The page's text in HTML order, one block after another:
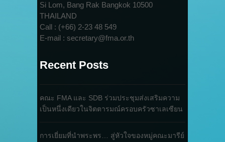
Si Lom, Bang Rak Bangkok 10500
THAILAND
Call : (+66) 2-23 48 549
E-mail : secretary@fma.or.th
Recent Posts
คณะ FMA และ SDB ร่วมประชุมส่งเสริมความ
เป็นหนึ่งเดียวในจิตตารมณ์ครอบครัวซาเลเซียน
การเยี่ยมที่นำพระพร… สู่หัวใจของหมู่คณะมารีย์